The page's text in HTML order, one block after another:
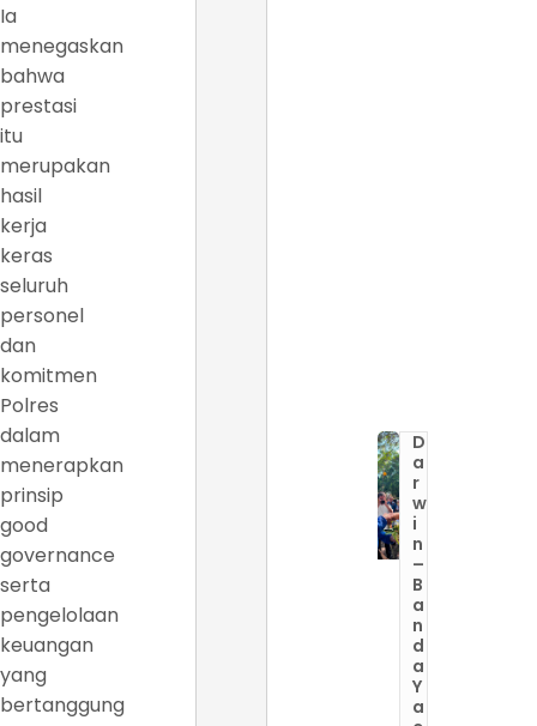
Ia
menegaskan
bahwa
prestasi
itu
merupakan
hasil
kerja
keras
seluruh
personel
dan
komitmen
Polres
dalam
menerapkan
prinsip
good
governance
serta
pengelolaan
keuangan
yang
bertanggung
D
a
r
w
i
n
–
B
a
n
d
a
Y
a